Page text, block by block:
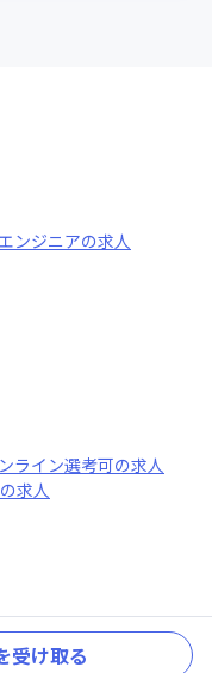
ンジニアの求人
ライン選考可の求人
の求人
受け取る